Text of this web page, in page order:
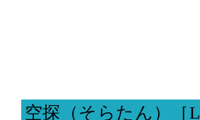
空探（そらたん）［